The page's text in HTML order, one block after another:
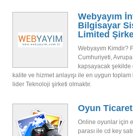
Webyayım
Bilgisayar
Limited
Webyayım Kimdir?
Cumhuriyeti,
kapsayacak şekilde
kalite ve hizmet anlayışı ile en uygun
lider Teknoloji şirketi olmaktır.
Oyun Ticaret
Online oyunlar için
parası ile cd key